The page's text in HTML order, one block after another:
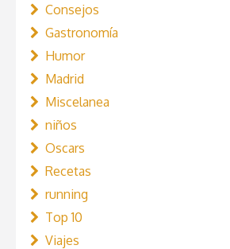
Consejos
Gastronomía
Humor
Madrid
Miscelanea
niños
Oscars
Recetas
running
Top 10
Viajes